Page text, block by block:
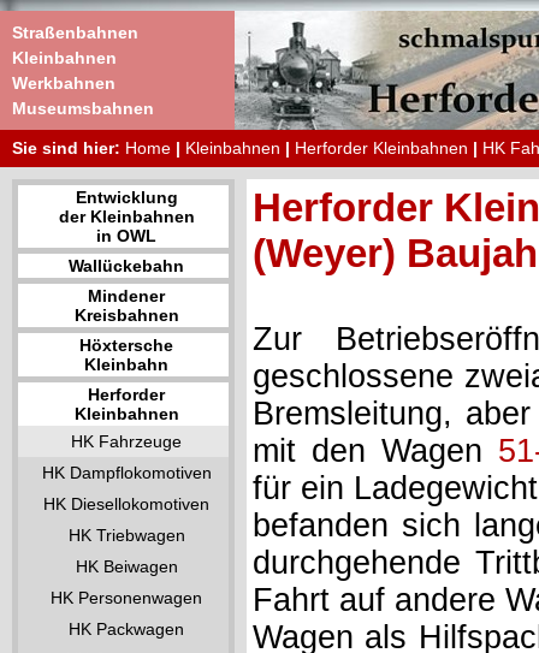
Straßenbahnen
Kleinbahnen
Werkbahnen
Museumsbahnen
Sie sind hier: Home | Kleinbahnen | Herforder Kleinbahnen | HK
Entwicklung
der Kleinbahnen
in OWL
Wallückebahn
Mindener
Kreisbahnen
Höxtersche
Kleinbahn
Herforder
Kleinbahnen
HK Fahrzeuge
HK Dampflokomotiven
HK Diesellokomotiven
HK Triebwagen
HK Beiwagen
HK Personenwagen
HK Packwagen
Herforder
(Weyer)
Zur
geschlossene
Bremsleitung,
mit den Wagen
für ein
befanden sich
durchgehende
Fahrt auf andere
Wagen als